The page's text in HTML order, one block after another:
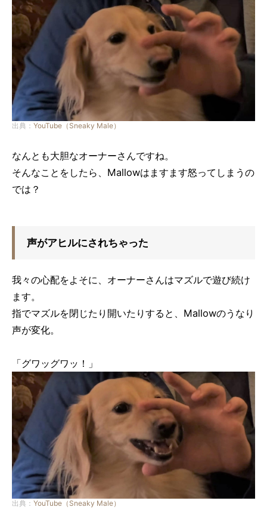
出典： YouTube（Sneaky Male）
なんとも大胆なオーナーさんですね。
そんなことをしたら、Mallowはますます怒ってしまうの
では？
声がアヒルにされちゃった
我々の心配をよそに、オーナーさんはマズルで遊び続け
ます。
指でマズルを閉じたり開いたりすると、Mallowのうなり
声が変化。
「グワッグワッ！」
出典： YouTube（Sneaky Male）